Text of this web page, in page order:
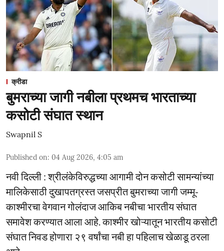
क्रीडा
बुमराच्या जागी नबीला प्रथमच भारताच्या
कसोटी संघात स्थान
Swapnil S
Published on: 04 Aug 2026, 4:05 am
नवी दिल्ली : श्रीलंकेविरुद्धच्या आगामी दोन कसोटी सामन्यांच्या
मालिकेसाठी दुखापतग्रस्त जसप्रीत बुमराच्या जागी जम्मू-
काश्मीरचा वेगवान गोलंदाज आकिब नबीचा भारतीय संघात
समावेश करण्यात आला आहे. काश्मीर खोऱ्यातून भारतीय कसोटी
संघात निवड होणारा २९ वर्षांचा नबी हा पहिलाच खेळाडू ठरला